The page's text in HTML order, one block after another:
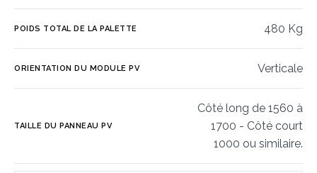
POIDS TOTAL DE LA PALETTE 480 Kg
ORIENTATION DU MODULE PV Verticale
TAILLE DU PANNEAU PV
Côté long de 1560 à
1700 - Côté court
1000 ou similaire.